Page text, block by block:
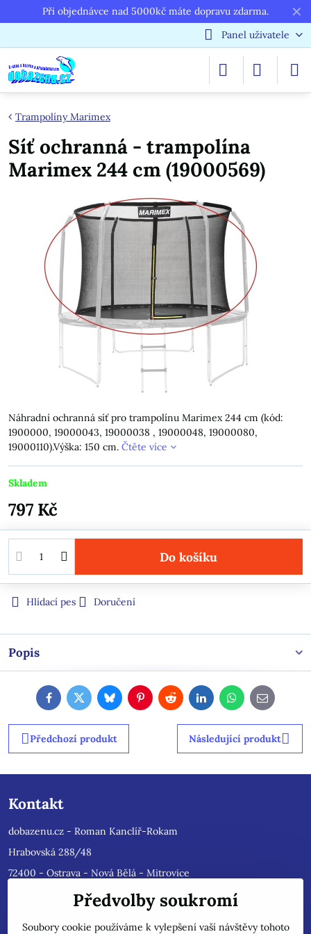
✕
Při objednávce nad 5000kč máte dopravu zdarma.
Panel uživatele
Trampolíny Marimex
Síť ochranná - trampolína
Marimex 244 cm (19000569)
Náhradní ochranná síť pro trampolínu Marimex 244 cm (kód:
1900000, 19000043, 19000038 , 19000048, 19000080,
19000110).Výška: 150 cm. Čtěte více
Skladem
797 Kč
Do košíku
Hlídací pes Doručení
Popis
FacebookTwitterBlueskyPinterestRedditLinkedInWhatsApp
E-
mail
Předchozí produkt Následující produkt
Kontakt
dobazenu.cz - Roman Kanclíř-Rokam
Hrabovská 288/48
72400 - Ostrava - Nová Bělá - Mitrovice
rokam@seznam.cz
(Prosíme nyní dotazy do mailu, ihned
odpovíme, jsme přetíženi). Reklamace prosíme pouze do mailu,
Předvolby soukromí
Soubory cookie používáme k vylepšení vaší návštěvy tohoto